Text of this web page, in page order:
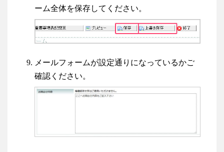
ーム全体を保存してください。
メールフォームが設定通りになっているかご
確認ください。